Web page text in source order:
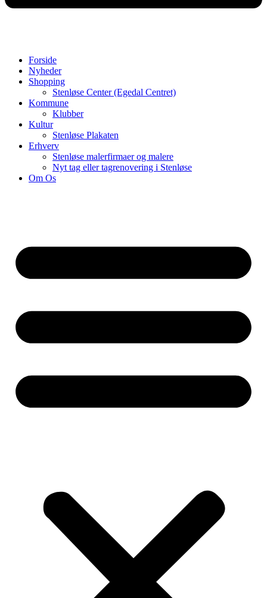
Forside
Nyheder
Shopping
Stenløse Center (Egedal Centret)
Kommune
Klubber
Kultur
Stenløse Plakaten
Erhverv
Stenløse malerfirmaer og malere
Nyt tag eller tagrenovering i Stenløse
Om Os